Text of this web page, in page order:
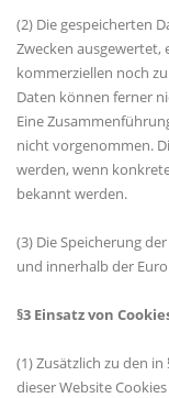
(2) Die gespeicherten
Zwecken ausgewertet,
kommerziellen noch
Daten können ferner
Eine
nicht vorgenommen.
werden, wenn
bekannt werden.
(3) Die Speicherung
und innerhalb der
§3 Einsatz von
(1) Zusätzlich zu den
dieser Website